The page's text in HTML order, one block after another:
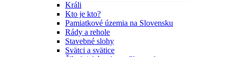
Králi
Kto je kto?
Pamiatkové územia na Slovensku
Rády a rehole
Stavebné slohy
Svätci a svätice